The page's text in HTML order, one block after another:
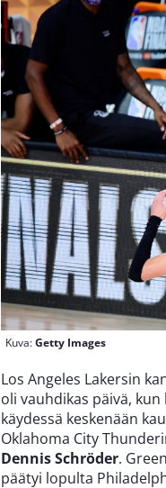
Kuva:Getty Images
Los Angeles Lakersin
oli vauhdikas päivä,
käydessä keskenään
Oklahoma City
Dennis Schröder.
päätyi lopulta